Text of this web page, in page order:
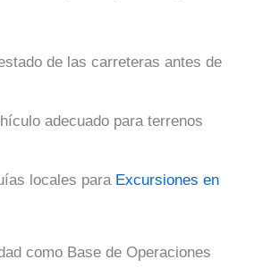
de las carreteras antes de
adecuado para terrenos
locales para Excursiones en
como Base de Operaciones